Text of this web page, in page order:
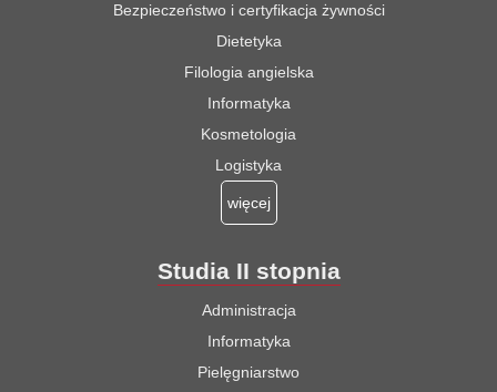
Bezpieczeństwo i certyfikacja żywności
Dietetyka
Filologia angielska
Informatyka
Kosmetologia
Logistyka
więcej
Studia II stopnia
Administracja
Informatyka
Pielęgniarstwo